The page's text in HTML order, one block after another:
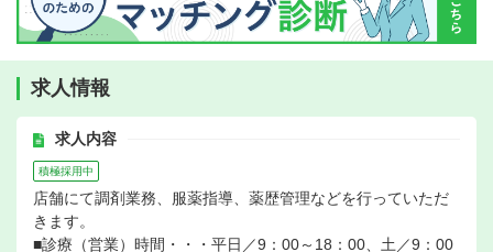
求人情報
求人内容
積極採用中
店舗にて調剤業務、服薬指導、薬歴管理などを行っていただ
きます。
■診療（営業）時間・・・平日／9：00～18：00、土／9：00